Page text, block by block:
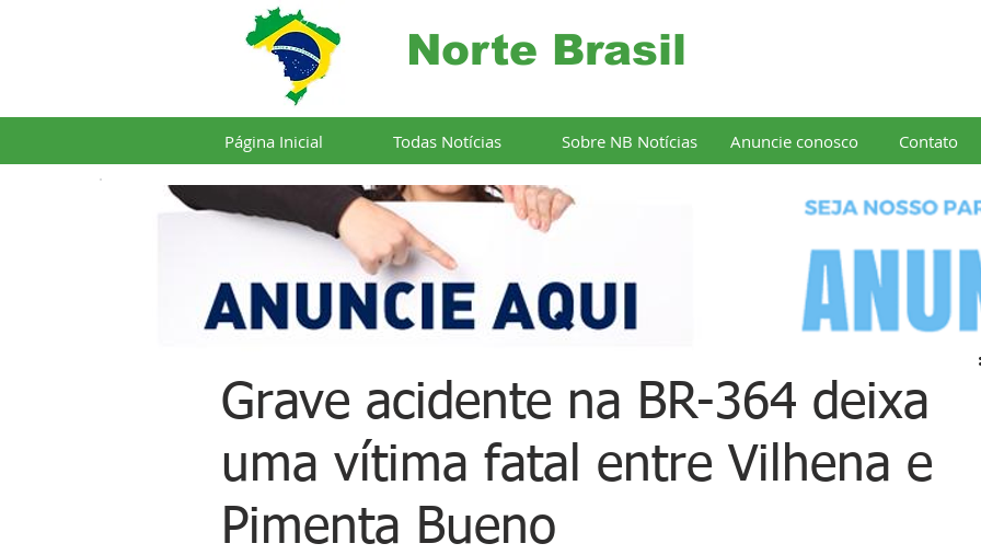
Norte Brasil
Página Inicial Todas Notícias Sobre NB Notícias Anuncie conosco Contato
Grave acidente na BR-364 deixa
uma vítima fatal entre Vilhena e
Pimenta Bueno